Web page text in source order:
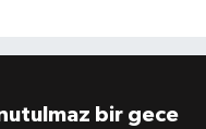
bir gece